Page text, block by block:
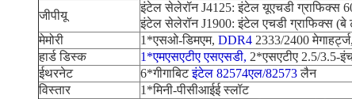
जीपीयू
इंटेल सेलेरॉन J4125: इंटेल यूएचडी ग्राफिक्स
इंटेल सेलेरॉन J1900: इंटेल एचडी ग्राफिक्स (बे
मेमोरी
1*एसओ-डिमएम, DDR4 2333/2400
हार्ड डिस्क
1*एमएसएटीए एसएसडी, 2*एसएटीए 2.5/3.5-
ईथरनेट
6*गीगाबिटइंटेल 82574एल/82573लैन
विस्तार
1*मिनी-पीसीआईई स्लॉट